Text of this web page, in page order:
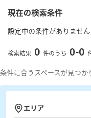
現在の検索条件
設定中の条件がありません
検索結果 0 件のうち 0-0
条件に合うスペースが見つか
エリア